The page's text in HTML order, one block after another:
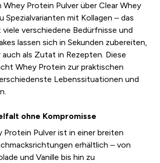
Whey Protein Pulver über Clear Whey
Spezialvarianten mit Kollagen – das
verschiedene Bedürfnisse und
lassen sich in Sekunden zubereiten,
auch als Zutat in Rezepten. Diese
Whey Protein zur praktischen
Lebenssituationen und
ohne Kompromisse
Protein Pulver ist in einer breiten
erhältlich – von
und Vanille bis hin zu